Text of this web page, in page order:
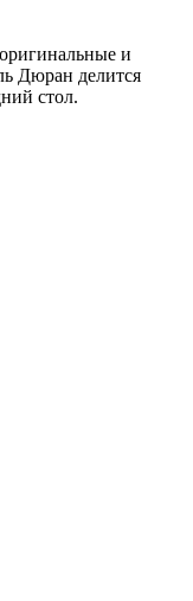
и
Дюран делится
стол.